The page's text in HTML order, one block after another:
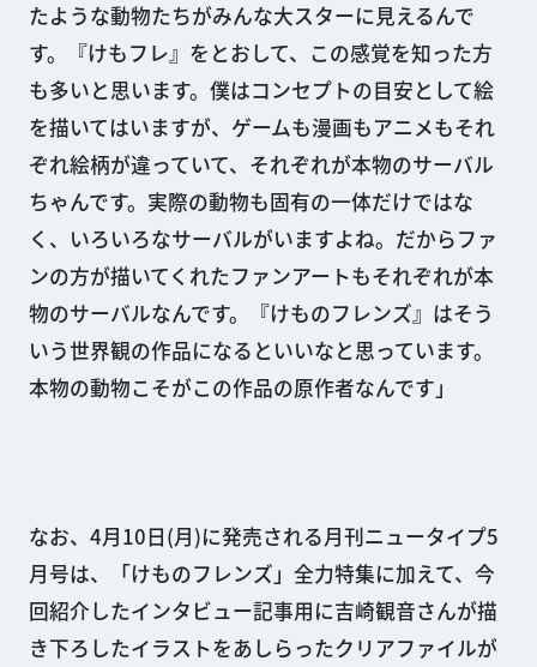
たような動物たちがみんな大スターに見えるんで
す。『けもフレ』をとおして、この感覚を知った方
も多いと思います。僕はコンセプトの目安として絵
を描いてはいますが、ゲームも漫画もアニメもそれ
ぞれ絵柄が違っていて、それぞれが本物のサーバル
ちゃんです。実際の動物も固有の一体だけではな
く、いろいろなサーバルがいますよね。だからファ
ンの方が描いてくれたファンアートもそれぞれが本
物のサーバルなんです。『けものフレンズ』はそう
いう世界観の作品になるといいなと思っています。
本物の動物こそがこの作品の原作者なんです」
なお、4月10日(月)に発売される月刊ニュータイプ5
月号は、「けものフレンズ」全力特集に加えて、今
回紹介したインタビュー記事用に吉崎観音さんが描
き下ろしたイラストをあしらったクリアファイルが